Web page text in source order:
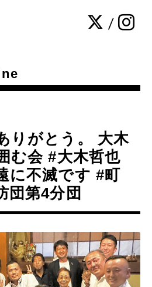
/
りがとう。 大木
む会 #大木哲也
に不滅です #町
団第4分団